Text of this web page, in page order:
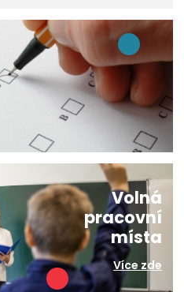
Volná
pracovní
místa
Více zde